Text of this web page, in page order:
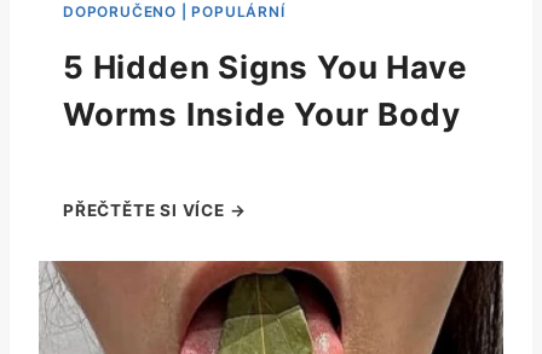
5 Hidden Signs You Have
Worms Inside Your Body